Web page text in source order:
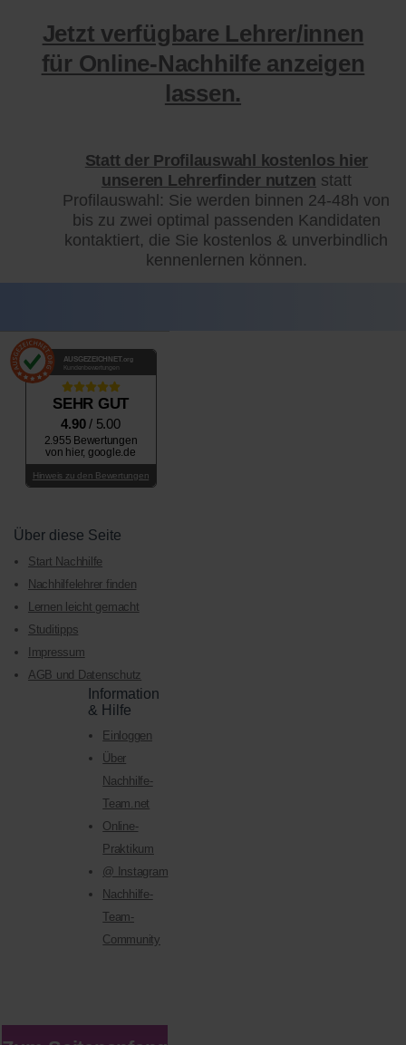
Jetzt verfügbare Lehrer/innen
für Online-Nachhilfe anzeigen
lassen.
Statt der Profilauswahl kostenlos hier
unseren Lehrerfinder nutzen statt
Profilauswahl: Sie werden binnen 24-48h von
bis zu zwei optimal passenden Kandidaten
kontaktiert, die Sie kostenlos & unverbindlich
kennenlernen können.
AUSGEZEICHNET .org
Kundenbewertungen
SEHR GUT
4.90/ 5.00
2.955 Bewertungen
von hier, google.de
Hinweis zu den Bewertungen
Über diese Seite
Start Nachhilfe
Nachhilfelehrer finden
Lernen leicht gemacht
Studitipps
Impressum
AGB und Datenschutz
Information
& Hilfe
Einloggen
Über
Nachhilfe-
Team.net
Online-
Praktikum
@ Instagram
Nachhilfe-
Team-
Community